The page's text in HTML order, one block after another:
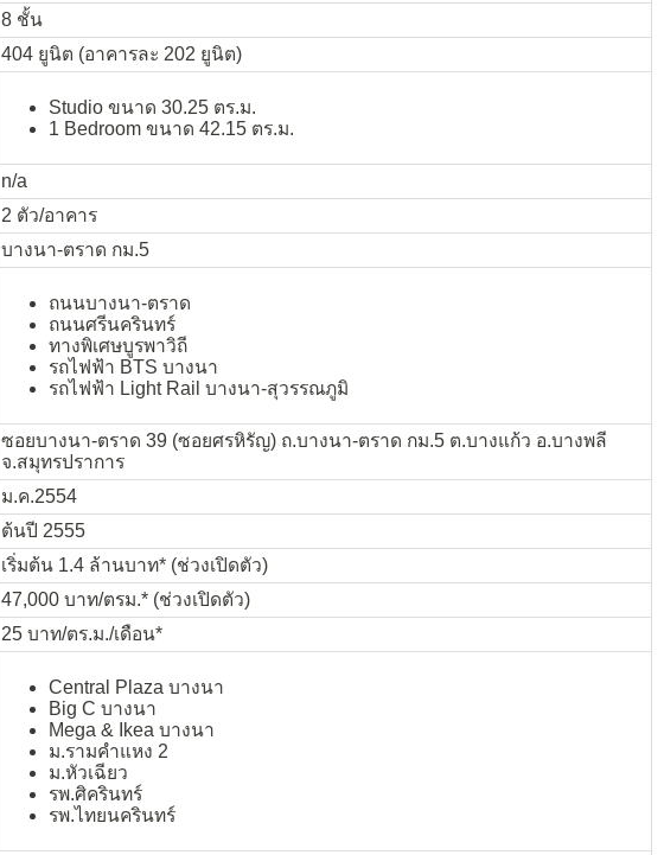
8 ชั้น
404 ยูนิต (อาคารละ 202 ยูนิต)
Studio ขนาด 30.25 ตร.ม.
1 Bedroom ขนาด 42.15 ตร.ม.
n/a
2 ตัว/อาคาร
บางนา-ตราด กม.5
ถนนบางนา-ตราด
ถนนศรีนครินทร์
ทางพิเศษบูรพาวิถี
รถไฟฟ้า BTS บางนา
รถไฟฟ้า Light Rail บางนา-สุวรรณภูมิ
ซอยบางนา-ตราด 39 (ซอยศรหิรัญ) ถ.บางนา-ตราด กม.5 ต.บางแก้ว อ.บางพลี
จ.สมุทรปราการ
ม.ค.2554
ต้นปี 2555
เริ่มต้น 1.4 ล้านบาท* (ช่วงเปิดตัว)
47,000 บาท/ตรม.* (ช่วงเปิดตัว)
25 บาท/ตร.ม./เดือน*
Central Plaza บางนา
Big C บางนา
Mega & Ikea บางนา
ม.รามคำแหง 2
ม.หัวเฉียว
รพ.ศิครินทร์
รพ.ไทยนครินทร์